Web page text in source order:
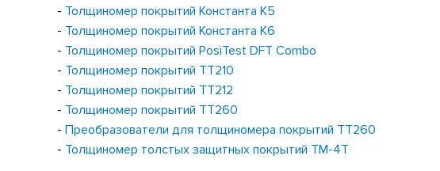
- Толщиномер покрытий Константа К5
- Толщиномер покрытий Константа К6
- Толщиномер покрытий PosiTest DFT Combo
- Толщиномер покрытий TT210
- Толщиномер покрытий TT212
- Толщиномер покрытий TT260
- Преобразователи для толщиномера покрытий TT260
- Толщиномер толстых защитных покрытий ТМ-4Т